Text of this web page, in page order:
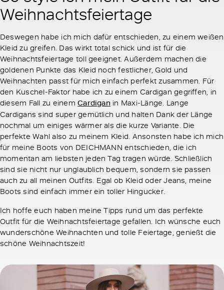
Weihnachtsfeiertage
Deswegen habe ich mich dafür entschieden, zu einem weißen
Kleid zu greifen. Das wirkt total schick und ist für die
Weihnachtsfeiertage toll geeignet. Außerdem machen die
goldenen Punkte das Kleid noch festlicher, Gold und
Weihnachten passt für mich einfach perfekt zusammen. Für
den Kuschel-Faktor habe ich zu einem Cardigan gegriffen, in
diesem Fall zu einemCardigan in Maxi-Länge. Lange
Cardigans sind super gemütlich und halten Dank der Länge
nochmal um einiges wärmer als die kurze Variante. Die
perfekte Wahl also zu meinem Kleid. Ansonsten habe ich mich
für meine Boots von DEICHMANN entschieden, die ich
momentan am liebsten jeden Tag tragen würde. Schließlich
sind sie nicht nur unglaublich bequem, sondern sie passen
auch zu all meinen Outfits. Egal ob Kleid oder Jeans, meine
Boots sind einfach immer ein toller Hingucker.
Ich hoffe euch haben meine Tipps rund um das perfekte
Outfit für die Weihnachtsfeiertage gefallen. Ich wünsche euch
wunderschöne Weihnachten und tolle Feiertage, genießt die
schöne Weihnachtszeit!